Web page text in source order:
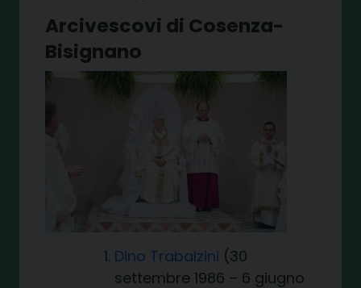
Arcivescovi di Cosenza-
Bisignano
Dino Trabalzini (30
settembre 1986 – 6 giugno